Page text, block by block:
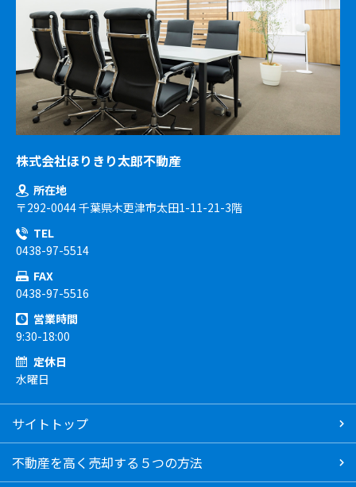
株式会社ほりきり太郎不動産
所在地
〒292-0044 千葉県木更津市太田1-11-21-3階
TEL
0438-97-5514
FAX
0438-97-5516
営業時間
9:30-18:00
定休日
水曜日
サイトトップ
不動産を高く売却する５つの方法